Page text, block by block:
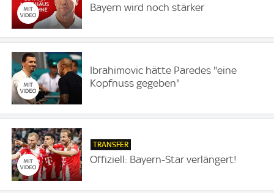
Bayern wird noch stärker
Ibrahimovic hätte Paredes "eine
Kopfnuss gegeben"
TRANSFER
Offiziell: Bayern-Star verlängert!